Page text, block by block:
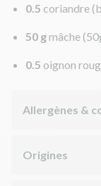
0.5 coriandre
50 gmâche
0.5 oignon
Allergènes &
Origines